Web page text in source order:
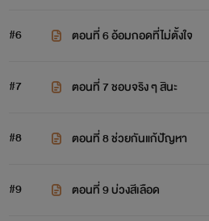
#6 ตอนที่ 6 อ้อมกอดที่ไม่ตั้งใจ
#7 ตอนที่ 7 ชอบจริง ๆ สินะ
#8 ตอนที่ 8 ช่วยกันแก้ปัญหา
#9 ตอนที่ 9 บ่วงสีเลือด